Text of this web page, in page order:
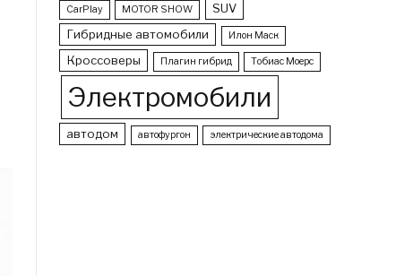
CarPlay MOTOR SHOW
SUV
Гибридные автомобили
Илон Маск
Кроссоверы Плагин гибрид Тобиас Моерс
Электромобили
автодом автофургон электрические автодома